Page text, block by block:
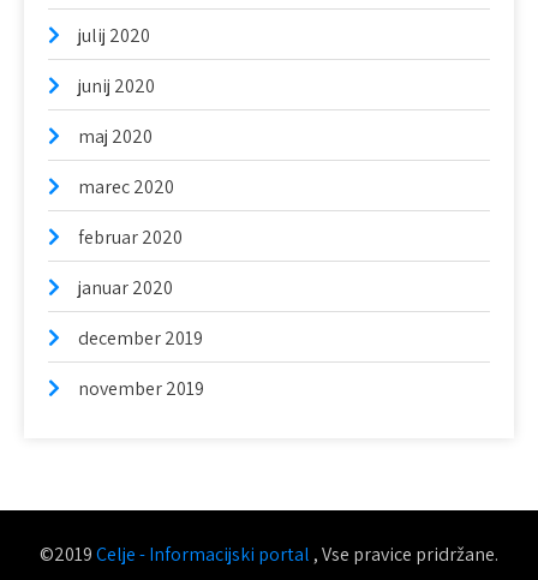
julij 2020
junij 2020
maj 2020
marec 2020
februar 2020
januar 2020
december 2019
november 2019
©2019Celje - Informacijski portal , Vse pravice pridržane.